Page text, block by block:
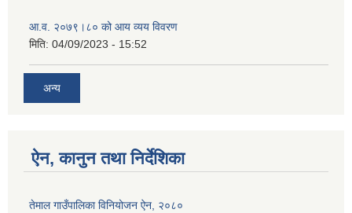
आ.व. २०७९।८० को आय व्यय विवरण
मिति: 04/09/2023 - 15:52
अन्य
ऐन, कानुन तथा निर्देशिका
तेमाल गाउँपालिका विनियोजन ऐन, २०८०